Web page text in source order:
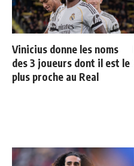
Vinicius donne les noms
des 3 joueurs dont il est le
plus proche au Real